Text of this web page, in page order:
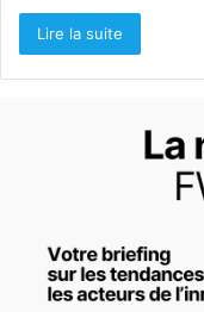
Lire la suite